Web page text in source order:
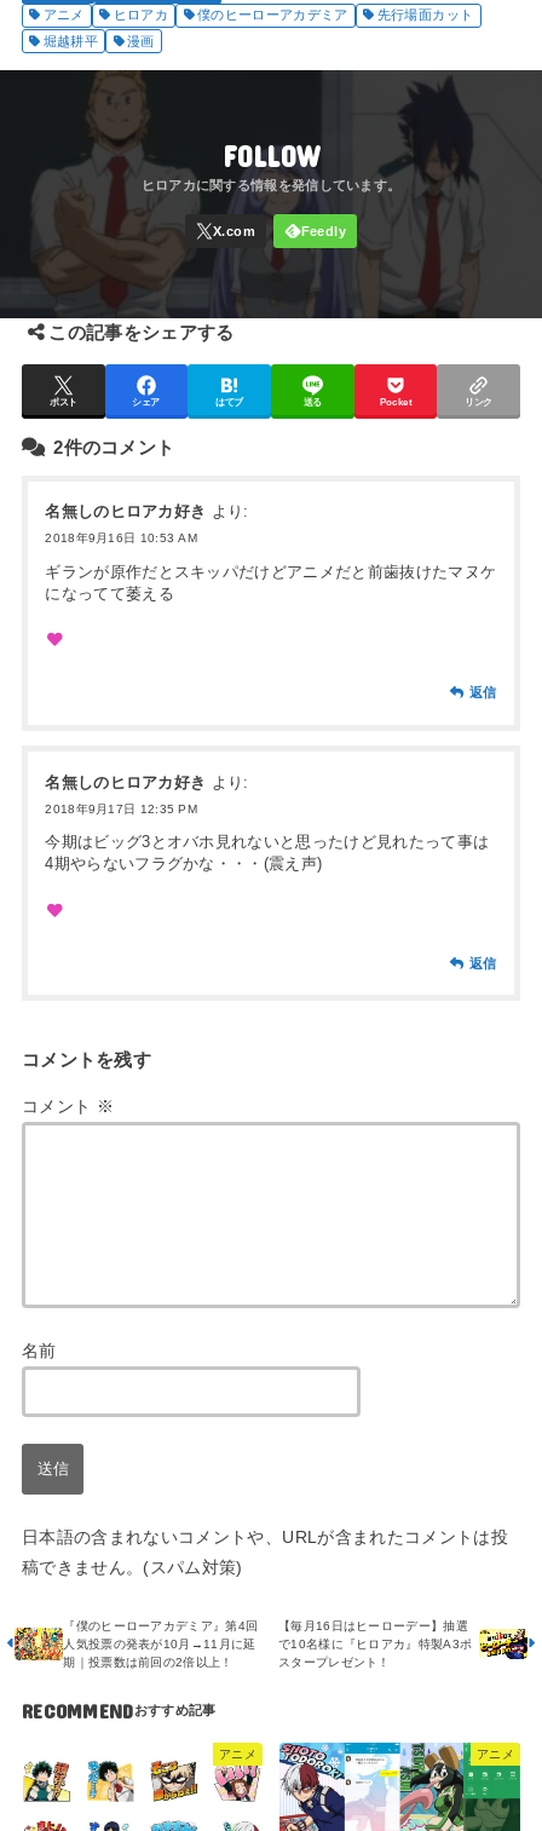
アニメ
ヒロアカ 僕のヒーローアカデミア
先行場面カット
堀越耕平
漫画
FOLLOW
この記事をシェアする
ポスト シェア はてブ 送る Pocket リンク
2件のコメント
名無しのヒロアカ好き より:
2018年9月16日 10:53 AM
ギランが原作だとスキッパだけどアニメだと前歯抜けたマヌケ
になってて萎える
返信
名無しのヒロアカ好き より:
2018年9月17日 12:35 PM
今期はビッグ3とオバホ見れないと思ったけど見れたって事は
4期やらないフラグかな・・・(震え声)
返信
コメントを残す
コメント ※
名前
日本語の含まれないコメントや、URLが含まれたコメントは投
稿できません。(スパム対策)
【毎月16日はヒーローデー】抽選
で10名様に『ヒロアカ』特製A3ポ
スタープレゼント！
『僕のヒーローアカデミア』第4回
人気投票の発表が10月→11月に延
期｜投票数は前回の2倍以上！
RECOMMEND
アニメ アニメ